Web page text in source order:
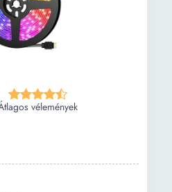
vélemények